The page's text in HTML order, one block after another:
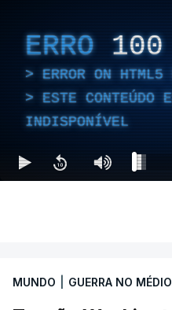
ERRO 100
ERROR ON
ESTE CONTEÚDO
INDISPONÍVEL
MUNDO GUERRA NO